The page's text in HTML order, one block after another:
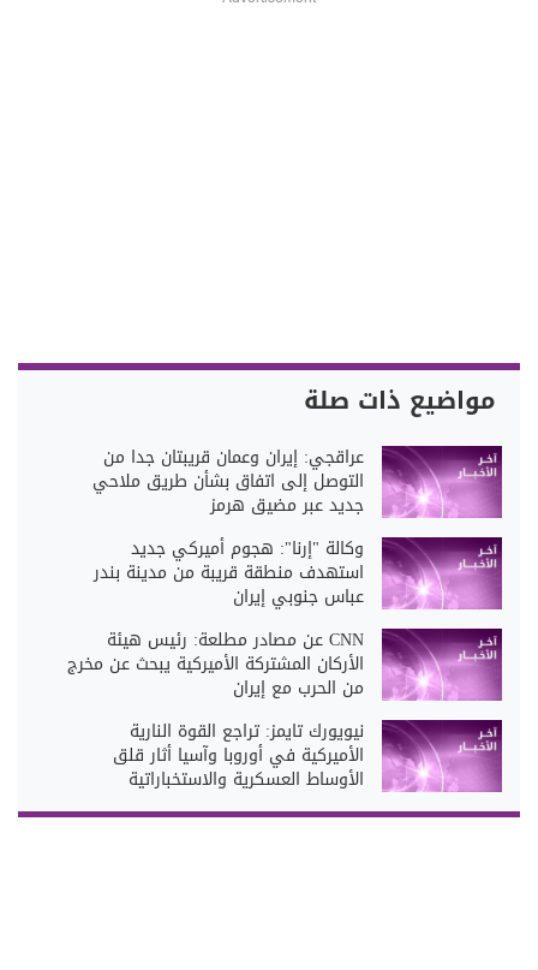
مواضيع ذات صلة
عراقجي: إيران وعمان قريبتان جدا من
التوصل إلى اتفاق بشأن طريق ملاحي
جديد عبر مضيق هرمز
وكالة "إرنا": هجوم أميركي جديد
استهدف منطقة قريبة من مدينة بندر
عباس جنوبي إيران
CNN عن مصادر مطلعة: رئيس هيئة
الأركان المشتركة الأميركية يبحث عن مخرج
من الحرب مع إيران
نيويورك تايمز: تراجع القوة النارية
الأميركية في أوروبا وآسيا أثار قلق
الأوساط العسكرية والاستخباراتية